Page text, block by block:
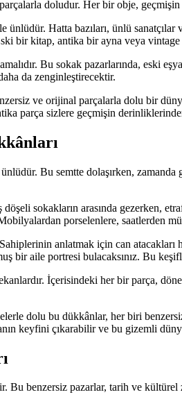
doludur. Her bir obje,
Hatta bazıları, ünlü
bir kitap, antika bir ayna veya
Bu sokak pazarlarında, eski
da zenginleştirecektir.
ve orijinal parçalarla dolu bir
parça sizlere geçmişin
Bu semtte dolaşırken,
sokakların arasında gezerken,
porselenlere, saatlerden
anlatmak için can atacakları
bir aile portresi bulacaksınız. Bu
İçerisindeki her bir parça,
dolu bu dükkânlar, her biri
keyfini çıkarabilir ve bu gizemli
benzersiz pazarlar, tarih ve